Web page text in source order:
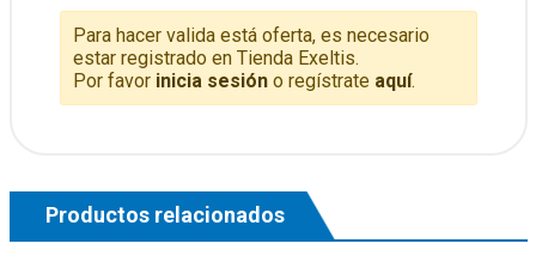
Para hacer valida está oferta, es necesario
estar registrado en Tienda Exeltis.
Por favor inicia sesióno regístrate aquí.
Productos relacionados